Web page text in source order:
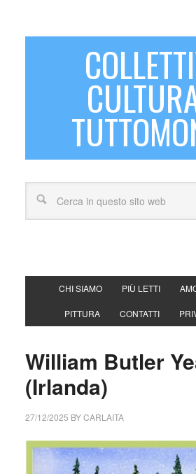
CHI SIAMO PIÙ LETTI
PITTURA CONTATTI
William Butler
(Irlanda)
27/12/2025 BYCARLAITA